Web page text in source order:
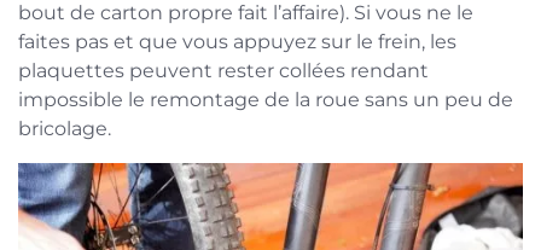
bout de carton propre fait l’affaire). Si vous ne le
faites pas et que vous appuyez sur le frein, les
plaquettes peuvent rester collées rendant
impossible le remontage de la roue sans un peu de
bricolage.